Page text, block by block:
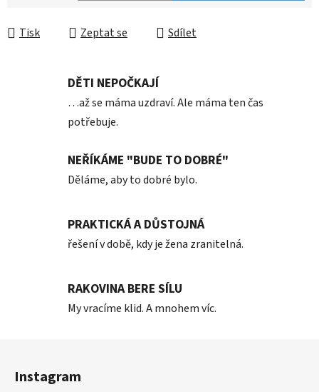
Tisk Zeptat se Sdílet
DĚTI NEPOČKAJÍ
…až se máma uzdraví. Ale máma ten čas
potřebuje.
NEŘÍKÁME "BUDE TO DOBRÉ"
Děláme, aby to dobré bylo.
PRAKTICKÁ A DŮSTOJNÁ
řešení v době, kdy je žena zranitelná.
RAKOVINA BERE SÍLU
My vracíme klid. A mnohem víc.
Instagram